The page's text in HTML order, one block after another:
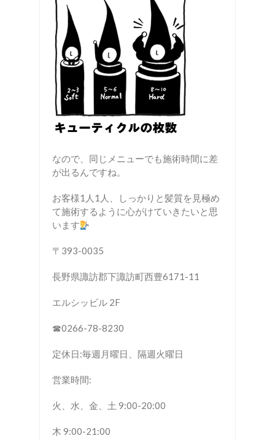
なので、同じメニューでも施術時間に差
が出るんですね。
お客様1人1人、しっかりと髪質を見極め
て施術するように心がけていきたいと思
います
〒393-0035
長野県諏訪郡下諏訪町西豊6171-11
エルシッビル 2F
☎︎0266-78-8230
定休日:毎週月曜日、隔週火曜日
営業時間:
火、水、金、土 9:00-20:00
木 9:00-21:00